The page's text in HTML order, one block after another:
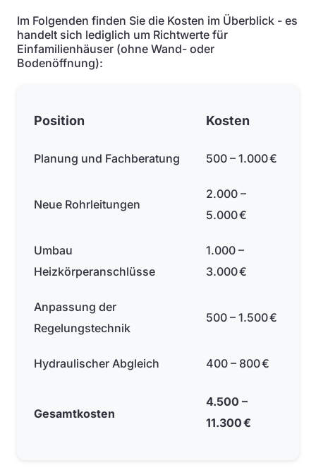
Im Folgenden finden Sie die Kosten im Überblick - es
handelt sich lediglich um Richtwerte für
Einfamilienhäuser (ohne Wand- oder
Bodenöffnung):
Position Kosten
Planung und Fachberatung 500 – 1.000 €
Neue Rohrleitungen
2.000 –
5.000 €
Umbau
Heizkörperanschlüsse
1.000 –
3.000 €
Anpassung der
Regelungstechnik
500 – 1.500 €
Hydraulischer Abgleich 400 – 800 €
Gesamtkosten
4.500 –
11.300 €